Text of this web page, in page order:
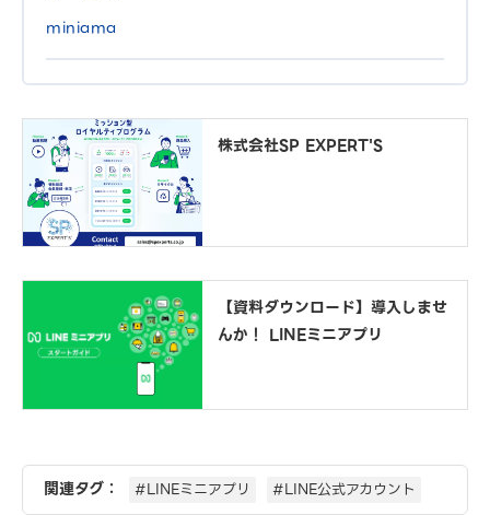
miniama
株式会社SP EXPERT'S
【資料ダウンロード】導入しませ
んか！ LINEミニアプリ
関連タグ： #LINEミニアプリ #LINE公式アカウント